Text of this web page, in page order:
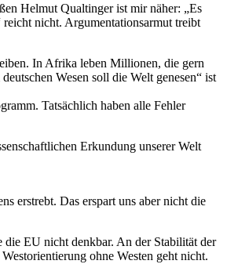
Helmut Qualtinger ist mir näher: „Es
nicht. Argumentationsarmut treibt
In Afrika leben Millionen, die gern
Wesen soll die Welt genesen“ ist
Tatsächlich haben alle Fehler
Erkundung unserer Welt
erstrebt. Das erspart uns aber nicht die
EU nicht denkbar. An der Stabilität der
ohne Westen geht nicht.